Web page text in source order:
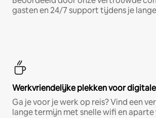
gasten en 24/7 support tijdens je
Werkvriendelijke plekken voor
Ga je voor je werk op reis? Vind een
lange termijn met snelle wifi en